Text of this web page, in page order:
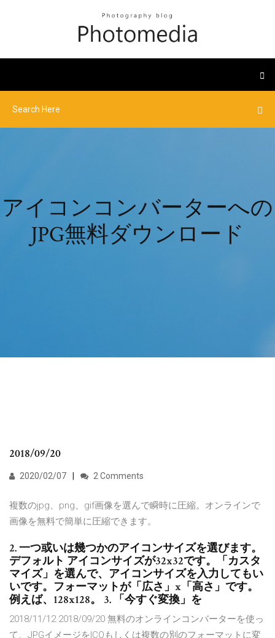
アイコンコンバーターへの
JPG無料ダウンロード
2018/09/20
2020/02/07 2 Comments
複数のjpg、png、gif画像を選んで瞬時に圧縮。オンラインで
画像を無料で簡単に圧縮できます。
2. 一つ或いは幾つかのアイコンサイズを選びます。
デフォルト アイコンサイズが32x32です。「カスタ
マイズ」を選んで、アイコンサイズを入力してもい
いです。フォーマットが「広さ」x「高さ」です。
例えば、128x128。 3. 「今すぐ変換」を
2018/11/12 2018/09/20 無料のオンラインコンバーターを使っ
て、JPGイメージをICOもしくは複数の別のフォーマットに変